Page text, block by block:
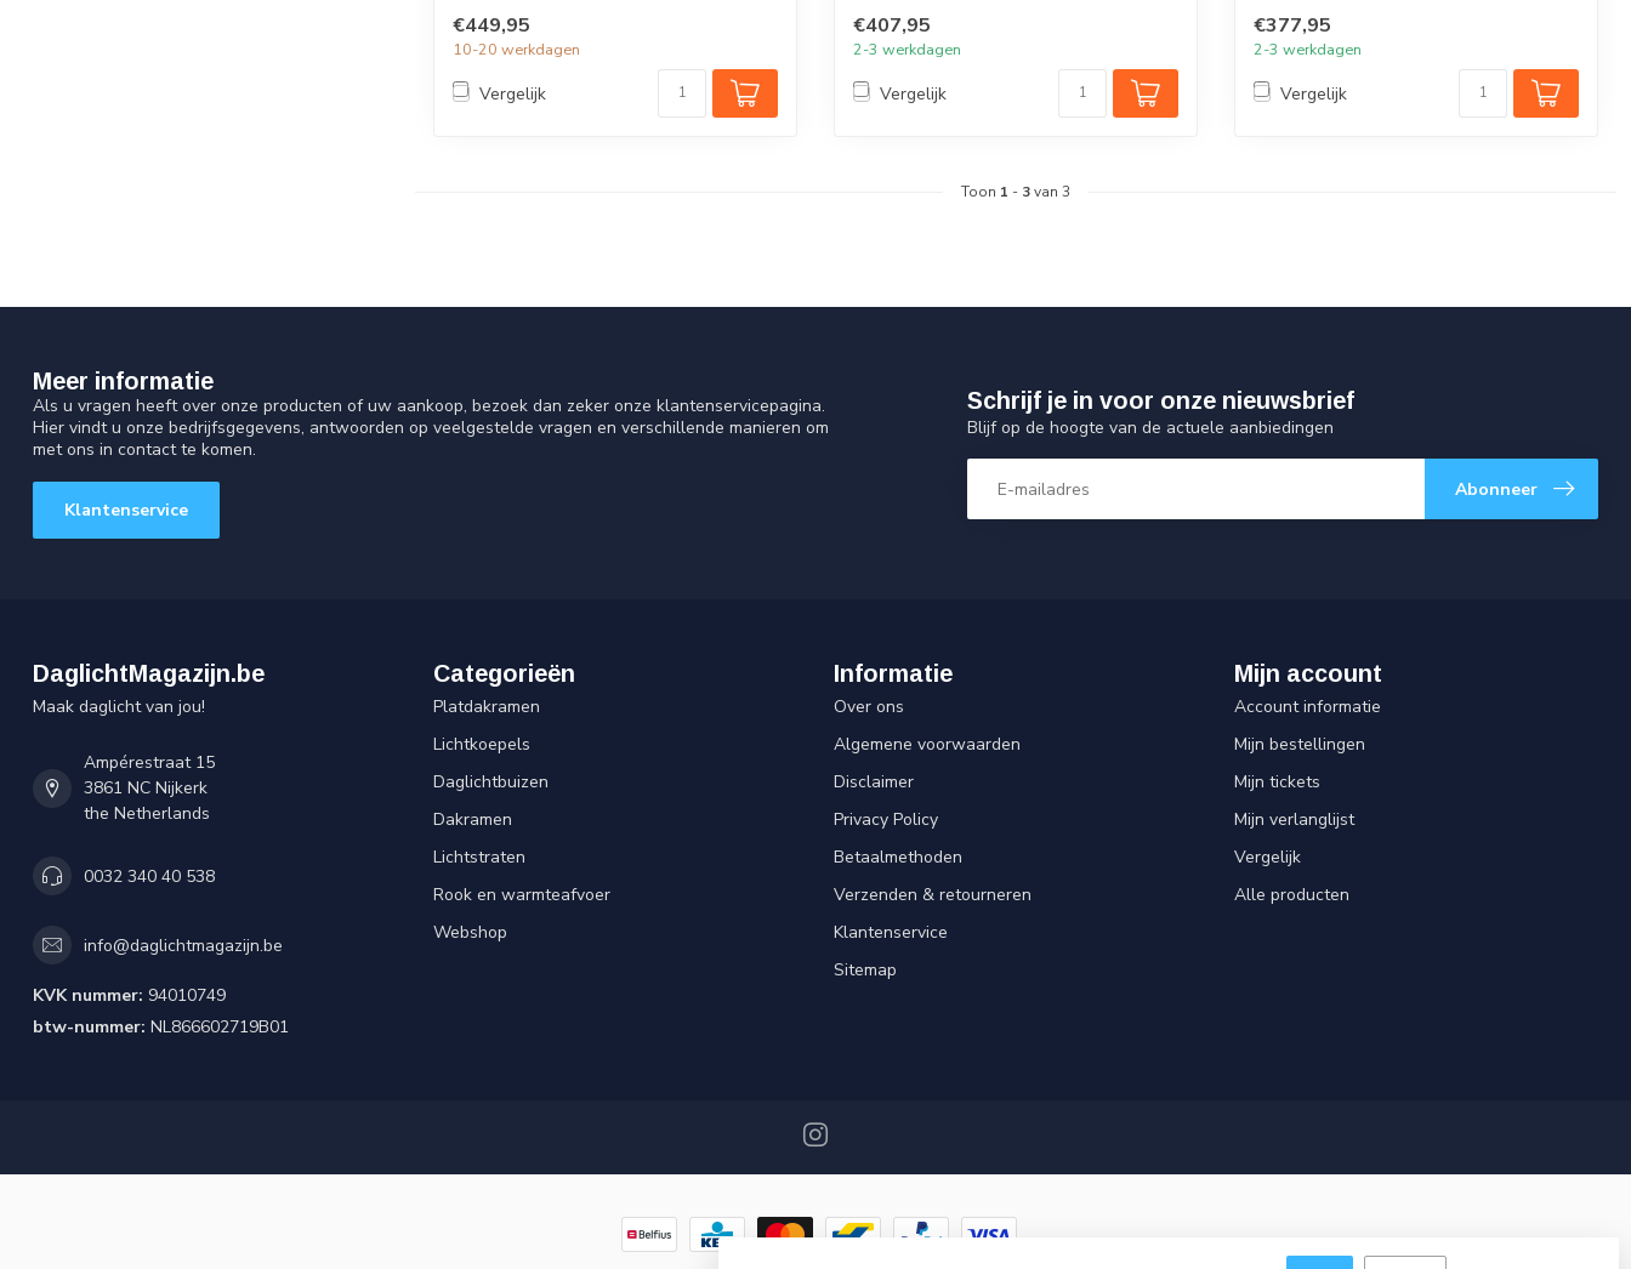
€449,95
10-20 werkdagen
Vergelijk
€407,95
2-3 werkdagen
Vergelijk
€377,95
2-3 werkdagen
Vergelijk
Toon 1 - 3van 3
Meer informatie
Als u vragen heeft over onze producten of uw aankoop, bezoek dan zeker onze klantenservicepagina.
Hier vindt u onze bedrijfsgegevens, antwoorden op veelgestelde vragen en verschillende manieren om
met ons in contact te komen.
Klantenservice
Schrijf je in voor onze nieuwsbrief
Blijf op de hoogte van de actuele aanbiedingen
Abonneer
DaglichtMagazijn.be
Maak daglicht van jou!
Ampérestraat 15
3861 NC Nijkerk
the Netherlands
0032 340 40 538
info@daglichtmagazijn.be
KVK nummer: 94010749
btw-nummer: NL866602719B01
Categorieën
Platdakramen
Lichtkoepels
Daglichtbuizen
Dakramen
Lichtstraten
Rook en warmteafvoer
Webshop
Informatie
Over ons
Algemene voorwaarden
Disclaimer
Privacy Policy
Betaalmethoden
Verzenden & retourneren
Klantenservice
Sitemap
Mijn account
Account informatie
Mijn bestellingen
Mijn tickets
Mijn verlanglijst
Vergelijk
Alle producten